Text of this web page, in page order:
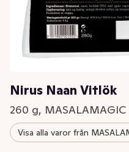
Nirus Naan Vitlök
260 g, MASALAMAGIC
Visa alla varor från